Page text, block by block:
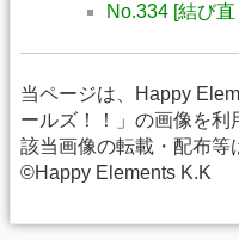
No.334 [結び
当ページは、Happy
ールズ！！」の画像を利
該当画像の転載・配布等
©Happy Elements K.K